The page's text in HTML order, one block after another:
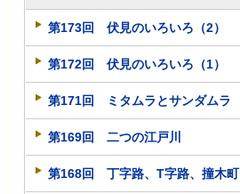
第173回 伏見のいろいろ（2）
第172回 伏見のいろいろ（1）
第171回 ミタムラとサンダムラ
第169回 二つの江戸川
第168回 丁字路、T字路、撞木町